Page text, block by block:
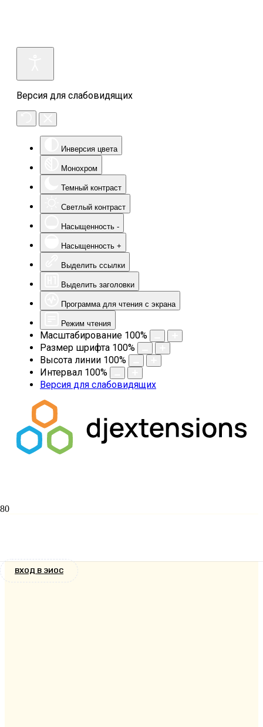
Версия для слабовидящих
Инверсия цвета
Монохром
Темный контраст
Светлый контраст
Насыщенность -
Насыщенность +
Выделить ссылки
Выделить заголовки
Программа для чтения с экрана
Режим чтения
Масштабирование 100%
Размер шрифта 100%
Высота линии 100%
Интервал 100%
Версия для слабовидящих
ВХОД В ЭИОС